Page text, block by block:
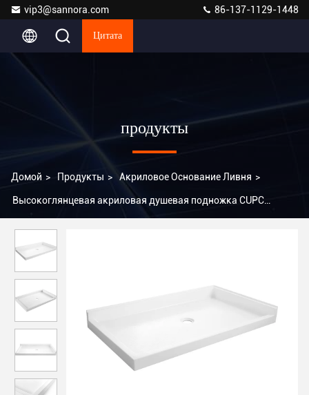
vip3@sannora.com 86-137-1129-1448
Цитата
продукты
Домой > Продукты > Акриловое Основание Ливня >
Высокоглянцевая акриловая душевая подножка CUPC